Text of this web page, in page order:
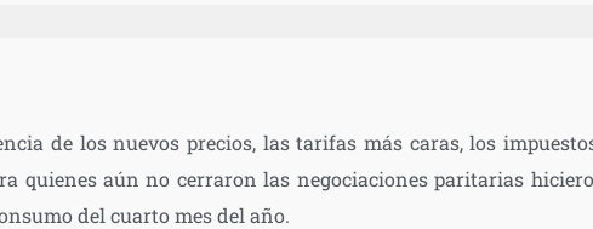
de los nuevos precios, las tarifas más caras, los
quienes aún no cerraron las negociaciones paritarias
del cuarto mes del año.